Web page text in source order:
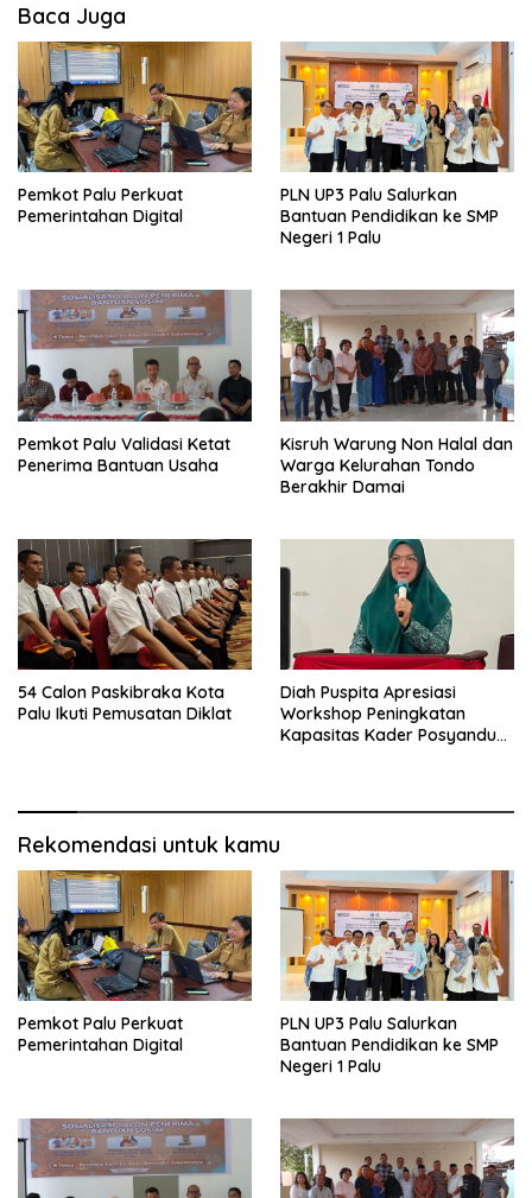
Baca Juga
Pemkot Palu Perkuat
Pemerintahan Digital
PLN UP3 Palu Salurkan
Bantuan Pendidikan ke SMP
Negeri 1 Palu
Pemkot Palu Validasi Ketat
Penerima Bantuan Usaha
Kisruh Warung Non Halal dan
Warga Kelurahan Tondo
Berakhir Damai
54 Calon Paskibraka Kota
Palu Ikuti Pemusatan Diklat
Diah Puspita Apresiasi
Workshop Peningkatan
Kapasitas Kader Posyandu
Rekomendasi untuk kamu
Pemkot Palu Perkuat
Pemerintahan Digital
PLN UP3 Palu Salurkan
Bantuan Pendidikan ke SMP
Negeri 1 Palu